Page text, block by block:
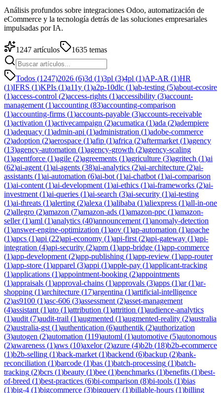
Análisis profundos sobre integraciones Odoo, automatización de
eCommerce y la tecnología detrás de las soluciones empresariales
impulsadas por IA.
1247 artículos 1635 temas
Todos (1247)2026 (6)3d (1)3pl (3)4pl (1)AP-AR (1)HR
(1)IFRS (1)KPIs (1)a11y (1)a2p-10dlc (1)ab-testing (5)about-ecosire
(1)access-control (2)access-rights (1)accessibility (3)account-
management (1)accounting (83)accounting-comparison
(1)accounting-firms (1)accounts-payable (3)accounts-receivable
(1)activation (1)activecampaign (2)acumatica (1)ada (2)adempiere
(1)adequacy (1)admin-api (1)administration (1)adobe-commerce
(2)adoption (2)aerospace (1)afip (1)africa (2)aftermarket (1)agency
(13)agency-automation (1)agency-growth (2)agency-scaling
(1)agentforce (1)agile (2)agreements (1)agriculture (3)agritech (1)ai
(62)ai-agent (1)ai-agents (38)ai-analytics (2)ai-architecture (2)ai-
assistants (1)ai-automation (6)ai-bot (1)ai-chatbot (1)ai-comparison
(1)ai-content (1)ai-development (1)ai-ethics (1)ai-frameworks (2)ai-
investment (1)ai-queries (1)ai-search (3)ai-security (1)ai-testing
(1)ai-threats (1)alerting (2)alexa (1)alibaba (1)aliexpress (1)all-in-one
(2)allegro (2)amazon (7)amazon-ads (1)amazon-ppc (1)amazon-
seller(1)aml (1)analytics (40)announcement (1)anomaly-detection
(1)answer-engine-optimization (1)aov (1)ap-automation (1)apache
(1)apcs (1)api (22)api-economy (1)api-first (2)api-gateway (1)api-
integration (4)api-security (2)apm (1)app-bridge (1)app-commerce
(1)app-development (2)app-publishing (1)app-review (1)app-router
(1)app-store (1)apparel (3)appi (1)apple-pay (1)applicant-tracking
(1)applications (1)appointment-booking (2)appointments
(1)appraisals (1)approval-chains (1)approvals (3)apps (1)ar(1)ar-
shopping (1)architecture (17)argentina (1)artificial-intelligence
(2)as9100 (1)asc-606 (3)assessment (2)asset-management
(4)assistant (1)ato (1)attribution (1)attrition (1)audience-analytics
(1)audit (7)audit-trail (1)augmented (1)augmented-reality (2)australia
(2)australia-gst (1)authentication (6)authentik (2)authorization
(3)autogen (2)automation (119)automl (1)automotive (5)autonomous
(2)awareness (1)aws (10)axelor(2)azure (4)b2b (18)b2b-ecommerce
(1)b2b-selling (1)back-market (1)backend (6)backup (2)bank-
reconciliation (1)barcode (1)bas (1)batch-processing (1)batch-
tracking (2)bcrs (1)beauty (1)bee (1)benchmarks (1)benefits (1)best-
of-breed (1)best-practices (6)bi-comparison (8)bi-tools (1)bias
(1)big-4 (1)bigcommerce (3)bigquery (1)billable-hours (1)billing